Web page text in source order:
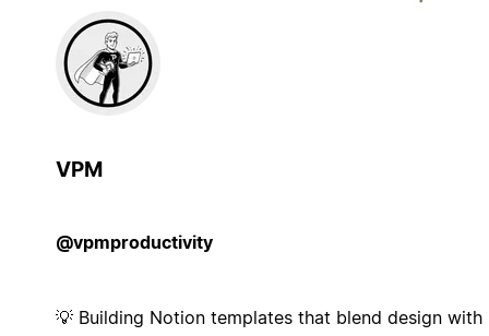
VPM
@vpmproductivity
💡 Building Notion templates that blend design with